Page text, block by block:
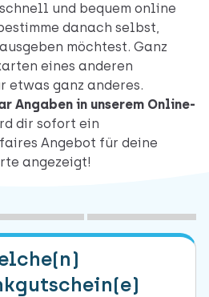
und bequem online
danach selbst,
möchtest. Ganz
eines anderen
etwas ganz anderes.
Angaben in unserem Online-
dir sofort ein
Angebot für deine
angezeigt!
Angebot
3
Daten übermitteln